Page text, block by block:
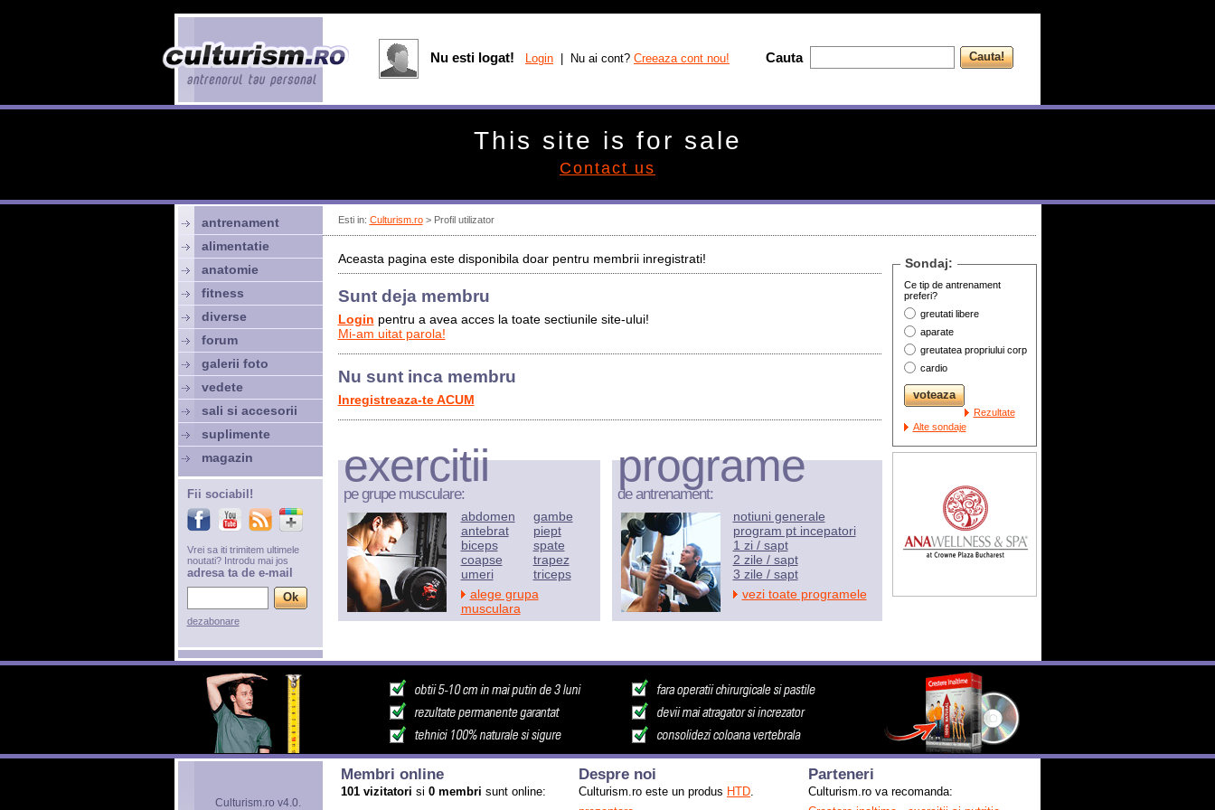
Esti in: Culturism.ro> Profil utilizator
Aceasta pagina este disponibila doar pentru membrii inregistrati!
Sunt deja membru
Login pentru a avea acces la toate sectiunile site-ului!
Mi-am uitat parola!
Nu sunt inca membru
Inregistreaza-te ACUM
Sondaj:
Ce tip de antrenament
preferi?
greutati libere
aparate
greutatea propriului corp
cardio
Rezultate
Alte sondaje
exercitii
pe grupe musculare:
abdomen
antebrat
biceps
coapse
umeri
gambe
piept
spate
trapez
triceps
alege grupa
musculara
programe
de antrenament:
notiuni generale
program pt incepatori
1 zi / sapt
2 zile / sapt
3 zile / sapt
vezi toate programele
antrenament
alimentatie
anatomie
fitness
diverse
forum
galerii foto
vedete
sali si accesorii
suplimente
magazin
Fii sociabil!
Vrei sa iti trimitem ultimele
noutati? Introdu mai jos
adresa ta de e-mail
dezabonare
Culturism.ro v4.0.
Membri online
101 vizitatori si 0 membri sunt online:
Despre noi
Culturism.ro este un produs HTD.
Parteneri
Culturism.ro va recomanda:
Nu esti logat! Login | Nu ai cont? Creeaza cont nou! Cauta
This site is for sale
Contact us